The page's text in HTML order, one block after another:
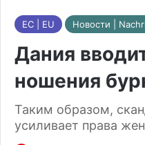
ЕС | EU Новости |
Дания
ношения
Таким образом,
усиливает права